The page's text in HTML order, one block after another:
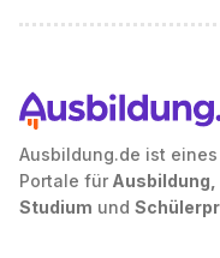
Ausbildung.de ist
Portale für Ausbildung,
Studium und